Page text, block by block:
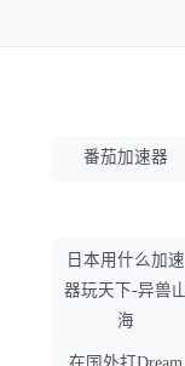
番茄加速器
日本用什么加速
器玩天下-异兽
海